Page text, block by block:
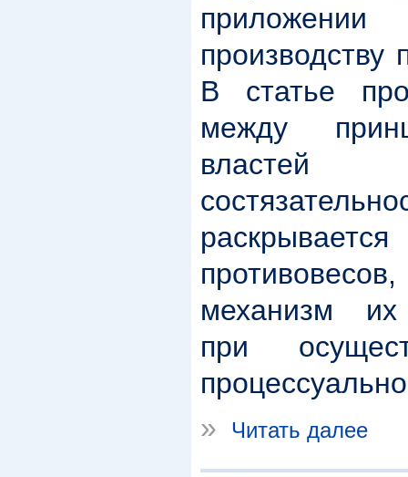
В статье
между
властей
механизм их
при
»
Читать далее